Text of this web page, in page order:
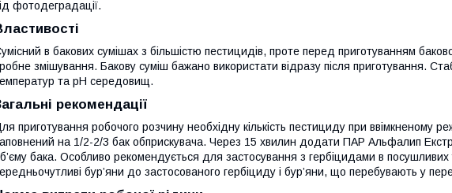
фотодеградації.
в бакових сумішах з більшістю пестицидів, проте перед приготуванням
змішування. Бакову суміш бажано використати відразу після приготування.
та рН середовищ.
рекомендації
приготування робочого розчину необхідну кількість пестициду при ввімкненому
на 1/2-2/3 бак обприскувача. Через 15 хвилин додати ПАР Альфалип
бака. Особливо рекомендується для застосування з гербіцидами в
бур’яни до застосованого гербіциду і бур’яни, що перебувають у